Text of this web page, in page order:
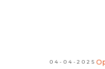
04-04-2025